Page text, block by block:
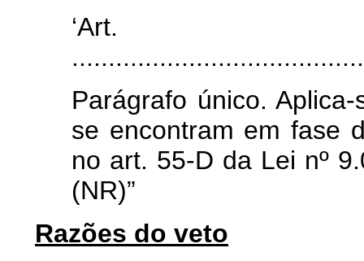
Parágrafo único.
se encontram em fase
no art. 55-D da Lei nº
(NR)”
Razões do veto